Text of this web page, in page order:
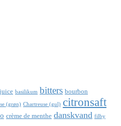
basilikum bitters bourbon
(grøn) Chartreuse (gul) citronsaft
crème de menthe danskvand filby